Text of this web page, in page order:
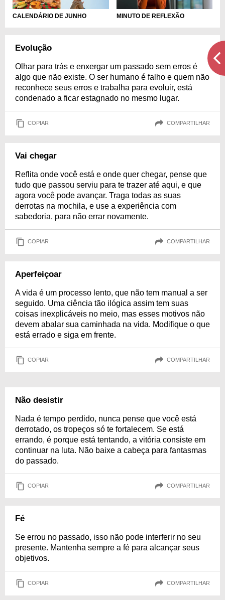
CALENDÁRIO DE JUNHO MINUTO DE REFLEXÃO
Evolução
Olhar para trás e enxergar um passado sem erros é
algo que não existe. O ser humano é falho e quem não
reconhece seus erros e trabalha para evoluir, está
condenado a ficar estagnado no mesmo lugar.
COPIAR COMPARTILHAR
Vai chegar
Reflita onde você está e onde quer chegar, pense que
tudo que passou serviu para te trazer até aqui, e que
agora você pode avançar. Traga todas as suas
derrotas na mochila, e use a experiência com
sabedoria, para não errar novamente.
COPIAR COMPARTILHAR
Aperfeiçoar
A vida é um processo lento, que não tem manual a ser
seguido. Uma ciência tão ilógica assim tem suas
coisas inexplicáveis no meio, mas esses motivos não
devem abalar sua caminhada na vida. Modifique o que
está errado e siga em frente.
COPIAR COMPARTILHAR
Não desistir
Nada é tempo perdido, nunca pense que você está
derrotado, os tropeços só te fortalecem. Se está
errando, é porque está tentando, a vitória consiste em
continuar na luta. Não baixe a cabeça para fantasmas
do passado.
COPIAR COMPARTILHAR
Fé
Se errou no passado, isso não pode interferir no seu
presente. Mantenha sempre a fé para alcançar seus
objetivos.
COPIAR COMPARTILHAR